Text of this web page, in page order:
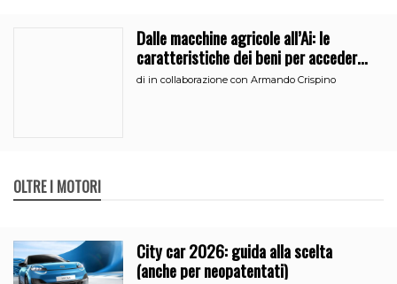
Dalle macchine agricole all’Ai: le
caratteristiche dei beni per accedere
all’iperammortamento
di in collaborazione con Armando Crispino
OLTRE I MOTORI
City car 2026: guida alla scelta
(anche per neopatentati)